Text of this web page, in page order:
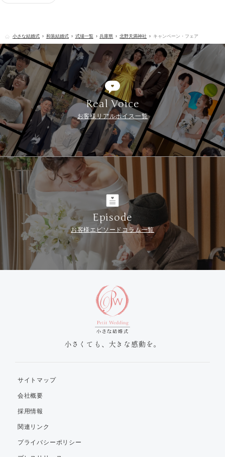
小さな結婚式 和装結婚式 式場一覧 兵庫県 北野天満神社 キャンペーン・フェア
Real Voice
お客様リアルボイス一覧
Episode
お客様エピソードコラム一覧
小さくても、大きな感動を。
サイトマップ
会社概要
採用情報
関連リンク
プライバシーポリシー